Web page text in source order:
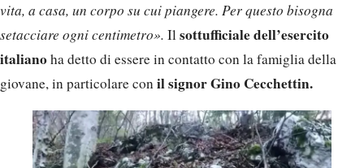
vita, a casa, un corpo su cui piangere. Per questo bisogna
setacciare ogni centimetro». Ilsottufficiale dell’esercito
italianoha detto di essere in contatto con la famiglia della
giovane, in particolare conil signor Gino Cecchettin.